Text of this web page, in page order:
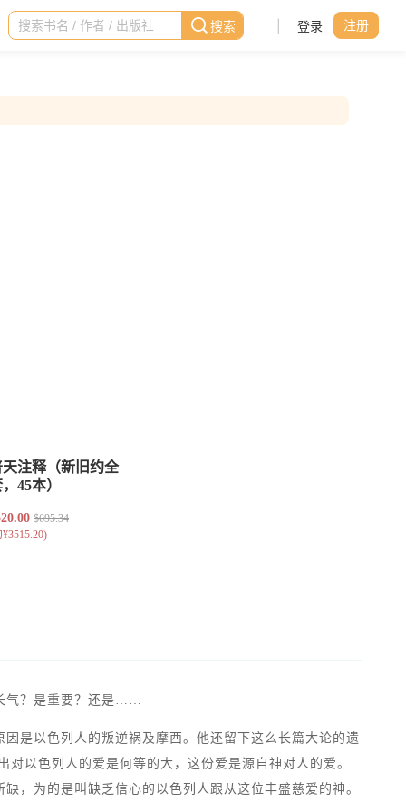
登录 注册
气？是重要？还是……
是以色列人的叛逆祸及摩西。他还留下这么长篇大论的遗
以色列人的爱是何等的大，这份爱是源自神对人的爱。
，为的是叫缺乏信心的以色列人跟从这位丰盛慈爱的神。